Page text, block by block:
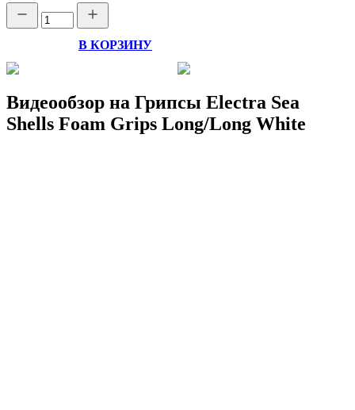
В КОРЗИНУ
Видеообзор на Грипсы Electra Sea
Shells Foam Grips Long/Long White